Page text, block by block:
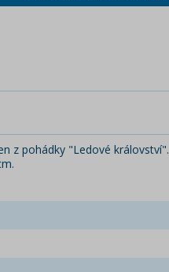
z pohádky "Ledové